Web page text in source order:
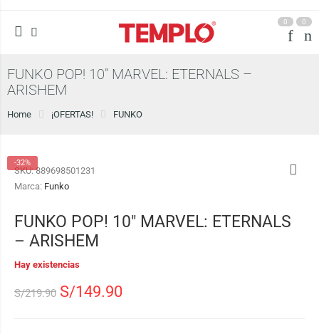
0 0
FUNKO POP! 10″ MARVEL: ETERNALS –
ARISHEM
Home ¡OFERTAS! FUNKO
-32%
SKU:889698501231
Marca: Funko
FUNKO POP! 10″ MARVEL: ETERNALS
– ARISHEM
Hay existencias
S/219.90 S/149.90